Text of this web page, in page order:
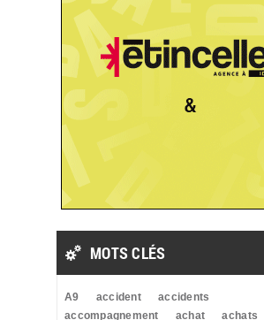
MOTS CLÉS
A9 accident
accidents
accompagnement
achat
achats